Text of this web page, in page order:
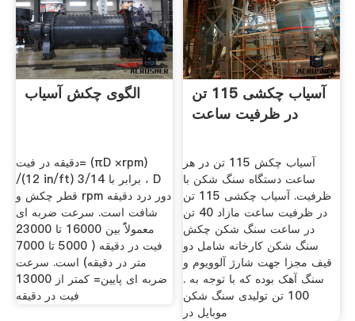
الگوی چکش آسیاب
دقیقه در فیت= (πD ×rpm)
/(12 in/ft) برابر با 3/14 ، D
قطر چکش و rpm دور درد دقیقه
شافت است. سرعت ضربه ای
معمولاًً بین 16000 تا 23000
فیت در دقیقه ( 5000 تا 7000
متر در دقیقه) است. سرعت
ضربه ای پایین= کمتر از 13000
فیت در دقیقه
آسیاب چکشی 115 تن
در ظرفیت ساعت
آسیاب چکش 115 تن در هر
ساعت دستگاه سنگ شکن با
ظرفیت. آسیاب چکشی 115 تن
در ظرفیت ساعت مازاد 40 تن
در ساعت سنگ شکن چکش
سنگ شکن کارخانه شامل دو
قیف مجزا جهت شارژ آلوویوم و
سنگ آهک بوده که با توجه به .
100 تن تولیدی سنگ شکن
موبایل در